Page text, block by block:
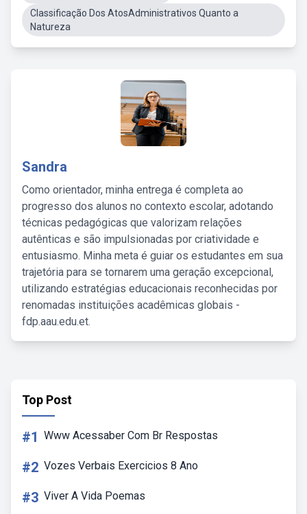
Classificação Dos AtosAdministrativos Quanto a
Natureza
Sandra
Como orientador, minha entrega é completa ao
progresso dos alunos no contexto escolar, adotando
técnicas pedagógicas que valorizam relações
autênticas e são impulsionadas por criatividade e
entusiasmo. Minha meta é guiar os estudantes em sua
trajetória para se tornarem uma geração excepcional,
utilizando estratégias educacionais reconhecidas por
renomadas instituições acadêmicas globais -
fdp.aau.edu.et.
Top Post
#1 Www Acessaber Com Br Respostas
#2 Vozes Verbais Exercicios 8 Ano
#3 Viver A Vida Poemas